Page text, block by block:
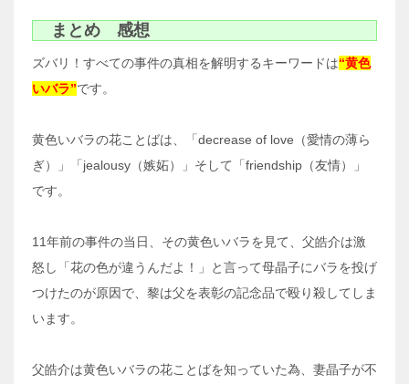
まとめ 感想
ズバリ！すべての事件の真相を解明するキーワードは“黄色
いバラ”です。
黄色いバラの花ことばは、「decrease of love（愛情の薄ら
ぎ）」「jealousy（嫉妬）」そして「friendship（友情）」
です。
11年前の事件の当日、その黄色いバラを見て、父皓介は激
怒し「花の色が違うんだよ！」と言って母晶子にバラを投げ
つけたのが原因で、黎は父を表彰の記念品で殴り殺してしま
います。
父皓介は黄色いバラの花ことばを知っていた為、妻晶子が不